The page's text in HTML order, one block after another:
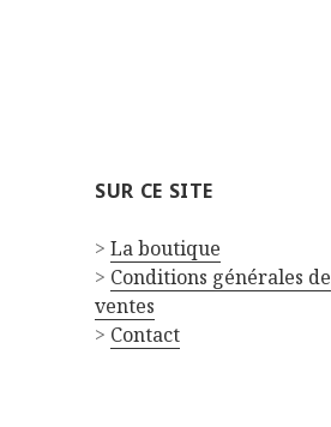
SUR CE SITE
>La boutique
> Conditions générales de
ventes
> Contact